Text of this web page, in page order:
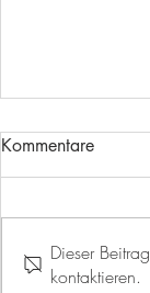
Kommentare
Dieser
kontaktieren.